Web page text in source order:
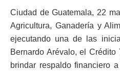
Ciudad de Guatemala, 22
Agricultura, Ganadería y
ejecutando una de las
Bernardo Arévalo, el Crédito
brindar respaldo financiero